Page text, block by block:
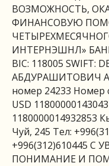
ВОЗМОЖНОСТЬ,
ФИНАНСОВУЮ
ИНТЕРНЭШНЛ»
BIC: 118005 SWIFT:
АБДУРАШИТОВИЧ
номер 24233 Номер
USD
1180000014932853
Чуй, 245 Тел:
+996(312)610445
ПОНИМАНИЕ И